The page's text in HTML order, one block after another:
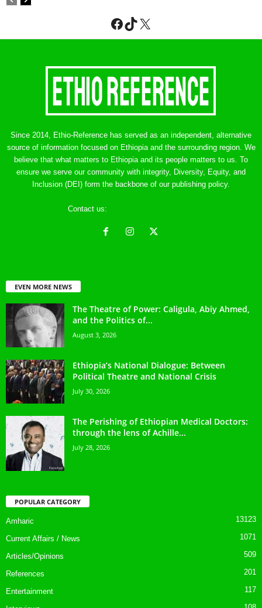
Facebook
TikTok
X
Since 2014, Ethio-Reference has served as an independent, alternative
source of information focused on Ethiopia and the surrounding region. We
believe that what matters to Ethiopia and its people matters to us. To
ensure we serve our community with integrity, Diversity, Equity, and
Inclusion (DEI) form the backbone of our publishing policy.
Contact us:
EVEN MORE NEWS
The Theatre of Power: Caligula, Abiy Ahmed,
and the Politics of...
August 3, 2026
Ethiopia’s National Dialogue: Between
Political Theatre and National Crisis
July 30, 2026
The Perishing of Ethiopian Medical Doctors:
through the lens of Achille...
July 28, 2026
POPULAR CATEGORY
Amharic 13123
Current Affairs / News 1071
Articles/Opinions 509
References 201
Entertainment 117